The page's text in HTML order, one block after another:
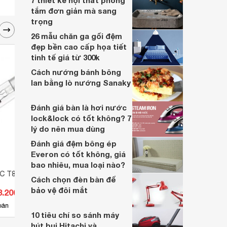
T8 36W
đ
Bóng đèn Doublewing Điện
Quang FPL 36W
Giá từ 39.600 đ
tắm đơn giản mà sang
trọng
26 mẫu chăn ga gối đệm
đẹp bền cao cấp họa tiết
tinh tế giá từ 300k
Cách nướng bánh bông
lan bằng lò nướng Sanaky
Đánh giá bàn là hơi nước
lock&lock có tốt không? 7
lý do nên mua dùng
Đánh giá đệm bông ép
Everon có tốt không, giá
bao nhiêu, mua loại nào?
Cách chọn đèn bàn để
bảo vệ đôi mắt
10 tiêu chí so sánh máy